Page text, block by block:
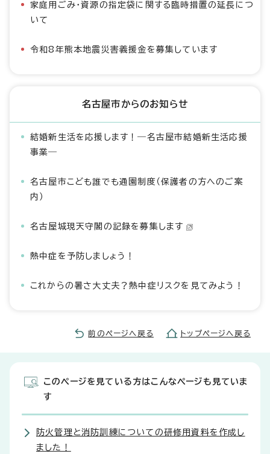
家庭用ごみ・資源の指定袋に関する臨時措置の延長につ
いて
令和8年熊本地震災害義援金を募集しています
名古屋市からのお知らせ
結婚新生活を応援します！―名古屋市結婚新生活応援
事業―
名古屋市こども誰でも通園制度（保護者の方へのご案
内）
名古屋城現天守閣の記録を募集します
熱中症を予防しましょう！
これからの暑さ大丈夫？熱中症リスクを見てみよう！
前のページへ戻る トップページへ戻る
このページを見ている方はこんなページも見ていま
す
防火管理と消防訓練についての研修用資料を作成し
ました！